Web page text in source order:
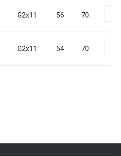
G2x11 56 70
G2x11 54 70